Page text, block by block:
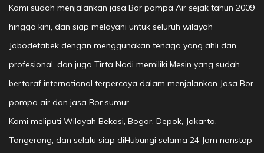
Kami sudah menjalankan jasa Bor pompa Air sejak tahun 2009
hingga kini, dan siap melayani untuk seluruh wilayah
Jabodetabek dengan menggunakan tenaga yang ahli dan
profesional, dan juga Tirta Nadi memiliki Mesin yang sudah
bertaraf international terpercaya dalam menjalankan Jasa Bor
pompa air dan jasa Bor sumur.
Kami meliputi Wilayah Bekasi, Bogor, Depok, Jakarta,
Tangerang, dan selalu siap diHubungi selama 24 Jam nonstop